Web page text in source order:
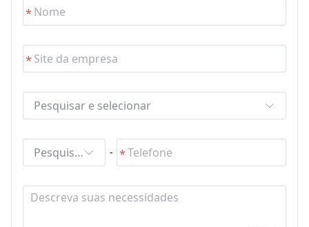
Pesquisar e selecionar
Pesquisar e selecionar -